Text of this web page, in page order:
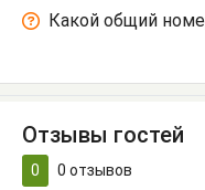
Какой общий
Отзывы гостей
0 0 отзывов